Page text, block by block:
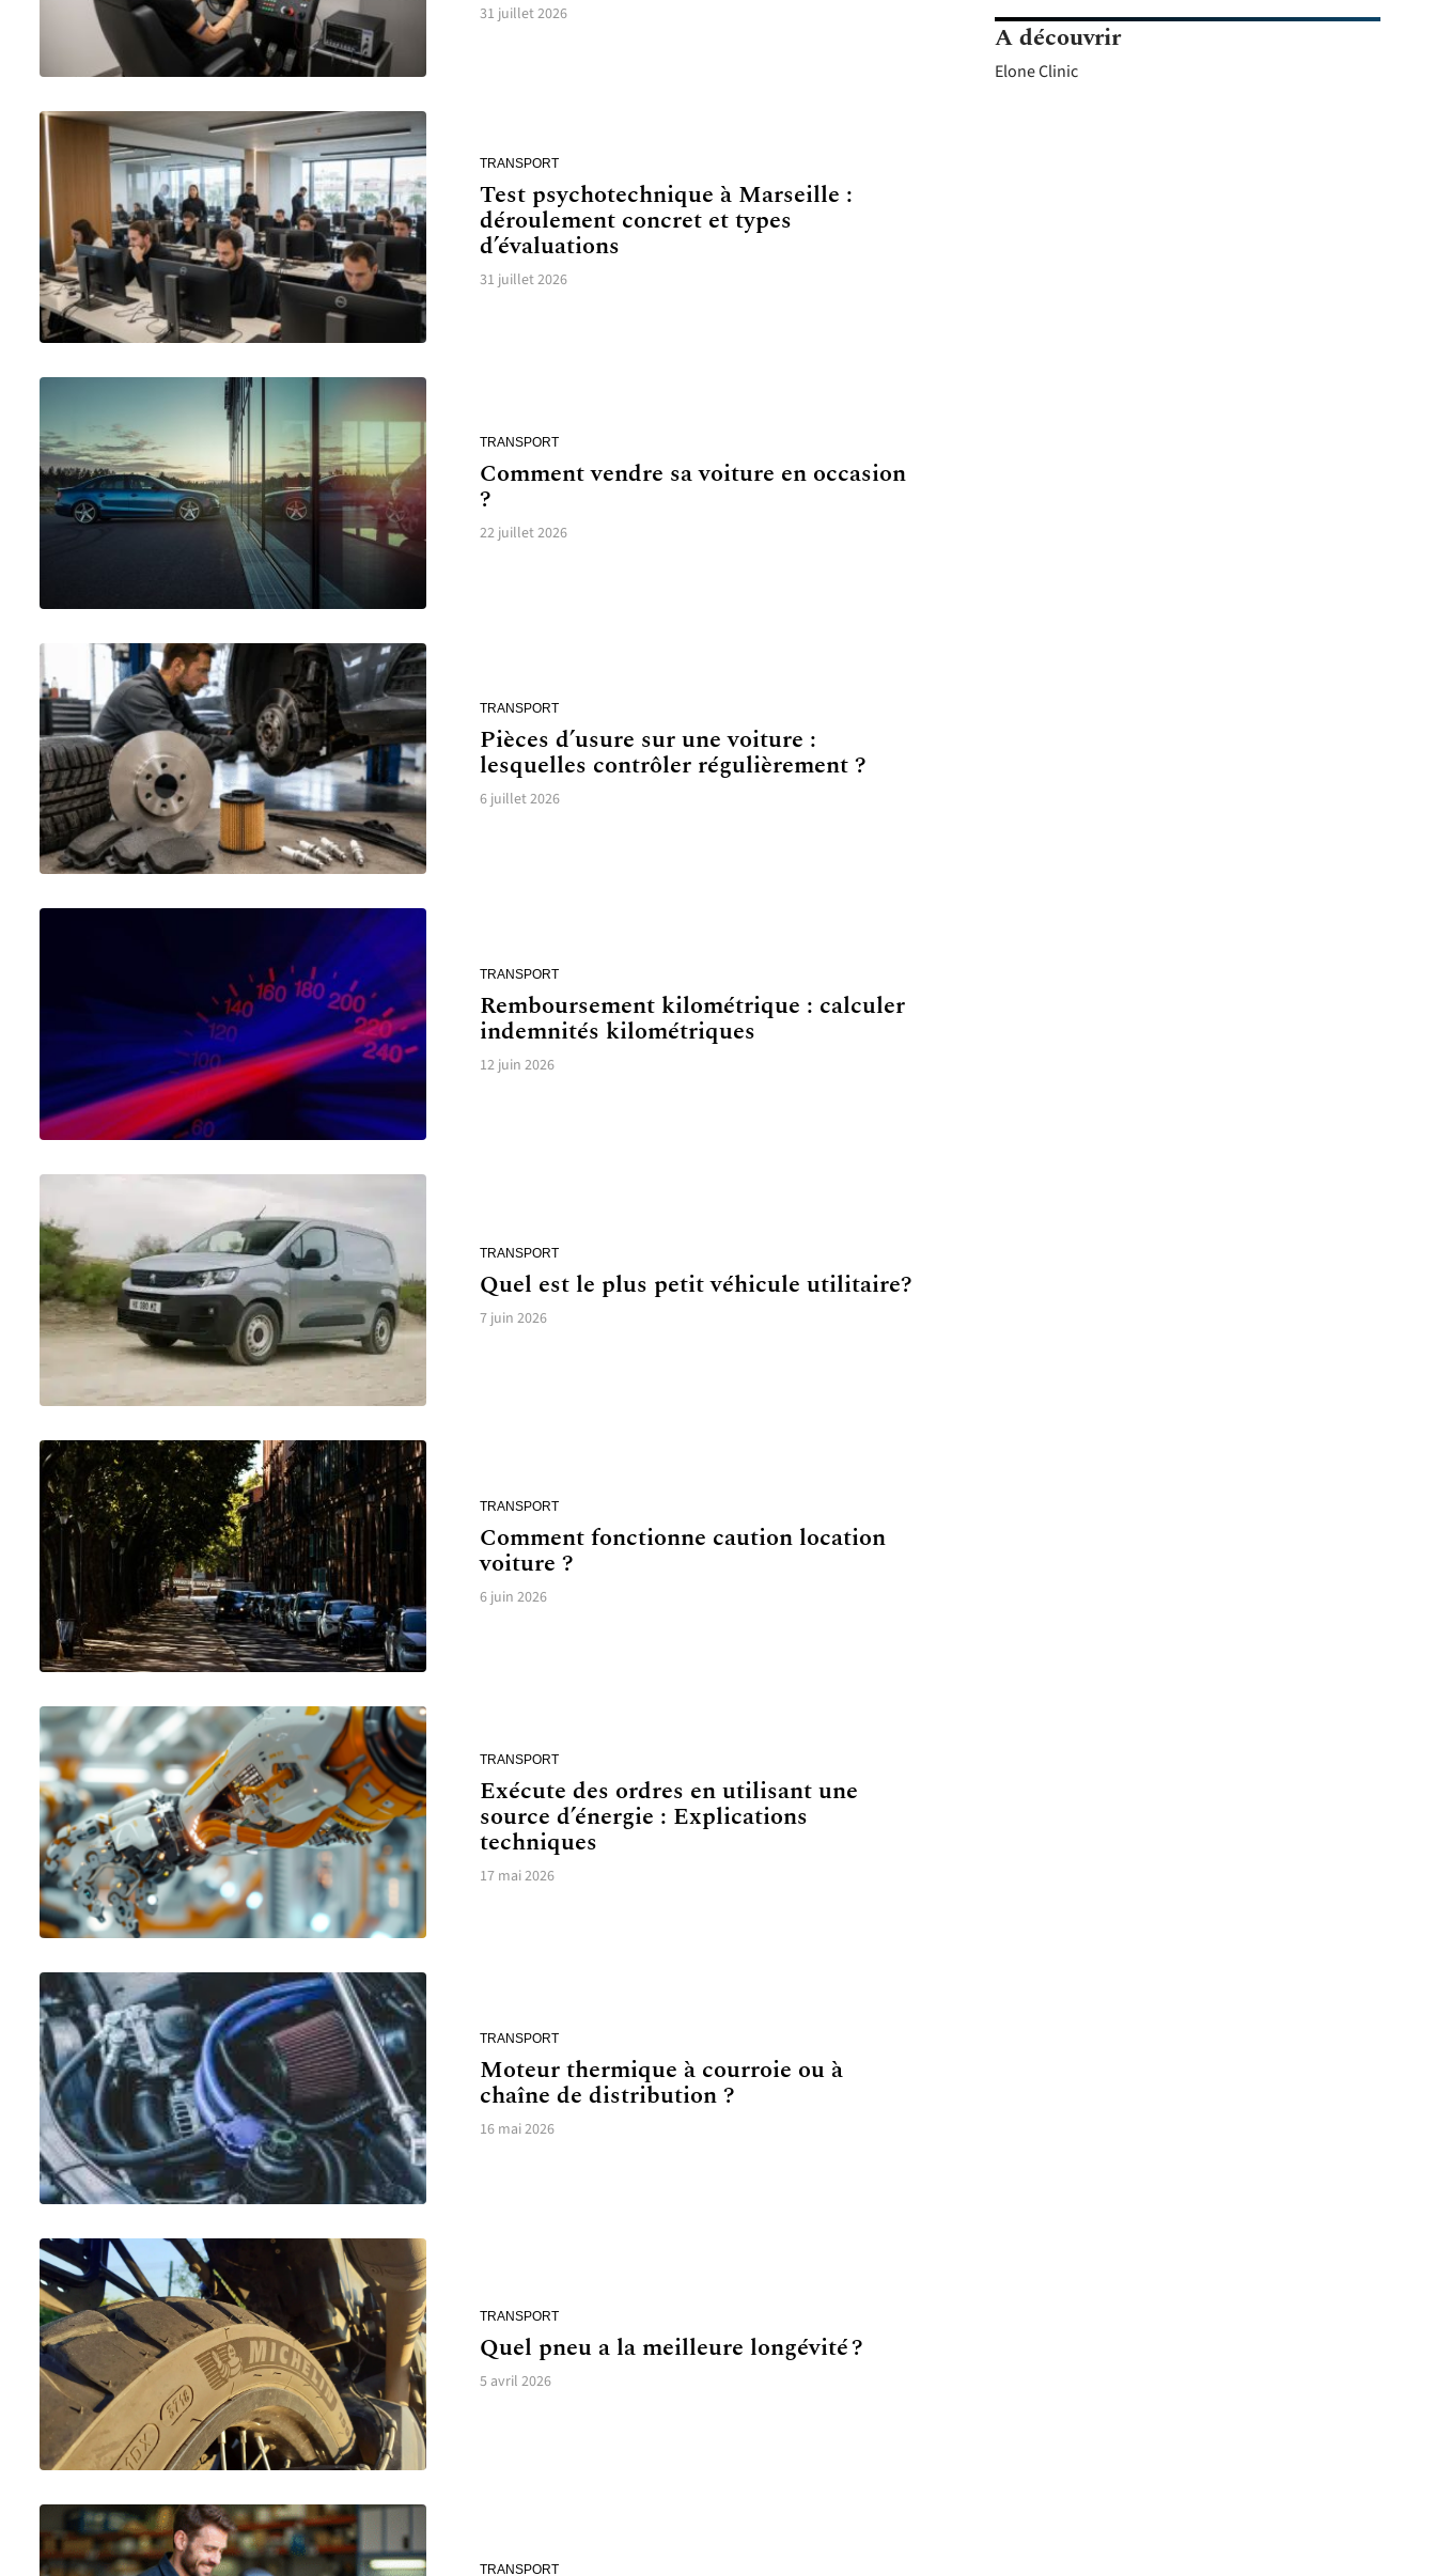
31 juillet 2026
TRANSPORT
Test psychotechnique à Marseille :
déroulement concret et types
d’évaluations
31 juillet 2026
TRANSPORT
Comment vendre sa voiture en occasion
?
22 juillet 2026
TRANSPORT
Pièces d’usure sur une voiture :
lesquelles contrôler régulièrement ?
6 juillet 2026
TRANSPORT
Remboursement kilométrique : calculer
indemnités kilométriques
12 juin 2026
TRANSPORT
Quel est le plus petit véhicule utilitaire?
7 juin 2026
TRANSPORT
Comment fonctionne caution location
voiture ?
6 juin 2026
TRANSPORT
Exécute des ordres en utilisant une
source d’énergie : Explications
techniques
17 mai 2026
TRANSPORT
Moteur thermique à courroie ou à
chaîne de distribution ?
16 mai 2026
TRANSPORT
Quel pneu a la meilleure longévité ?
5 avril 2026
TRANSPORT
A découvrir
Elone Clinic